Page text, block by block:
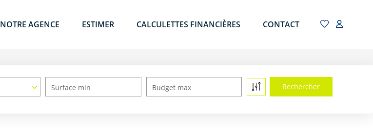
NOTRE AGENCE ESTIMER CALCULETTES FINANCIÈRES CONTACT
Surface min Budget max